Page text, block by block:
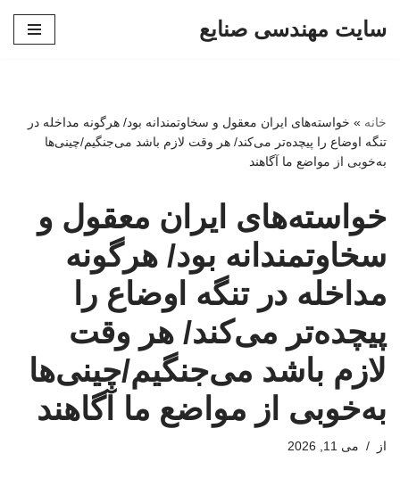
سایت مهندسی صنایع
خانه » خواسته‌های ایران معقول و سخاوتمندانه بود/ هرگونه مداخله در
تنگه اوضاع را پیچده‌تر می‌کند/ هر وقت لازم باشد می‌جنگیم/چینی‌ها
به‌خوبی از مواضع ما آگاهند
خواسته‌های ایران معقول و
سخاوتمندانه بود/ هرگونه
مداخله در تنگه اوضاع را
پیچده‌تر می‌کند/ هر وقت
لازم باشد می‌جنگیم/چینی‌ها
به‌خوبی از مواضع ما آگاهند
از می 11, 2026